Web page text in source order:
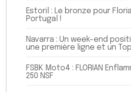
Estoril : Le bronze pour
Portugal !
Navarra : Un week-end
une première ligne et un Top
FSBK Moto4 : FLORIAN
250 NSF